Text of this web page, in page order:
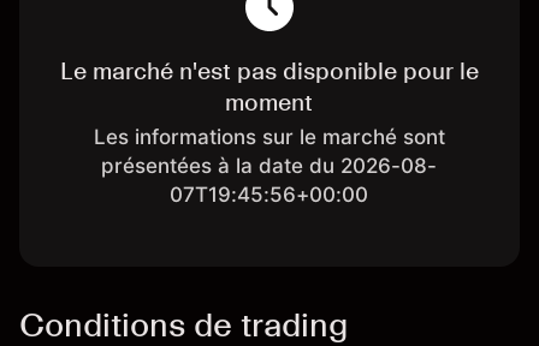
Le marché n'est pas disponible pour le
moment
Les informations sur le marché sont
présentées à la date du 2026-08-
07T19:45:56+00:00
Conditions de trading